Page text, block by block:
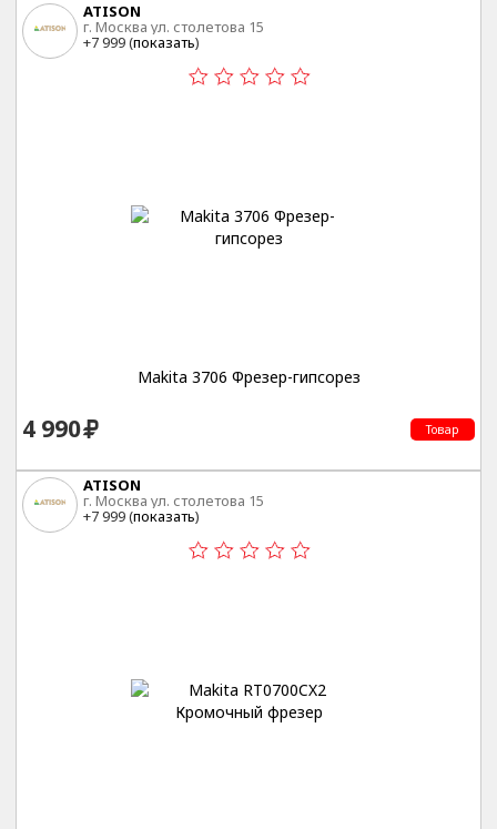
ATISON
г. Москва ул. столетова 15
+7 999 (показать)
Makita 3706 Фрезер-гипсорез
4 990 Товар
ATISON
г. Москва ул. столетова 15
+7 999 (показать)